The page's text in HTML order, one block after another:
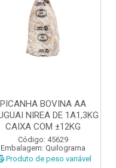
PICANHA BOVINA AA
NIREA DE 1A1,3KG
CAIXA COM ±12KG
Código: 45629
Embalagem: Quilograma
Produto de peso variável